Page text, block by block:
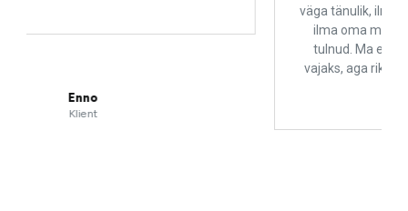
väga tänulik, ilma nende teadmisteta oleksin
ilma oma mootorrattata Prantsusmaale tagasi
tulnud. Ma ei sooviks, et keegi nende teenuseid
vajaks, aga rikke korral on see koht, kus Eestis olla.